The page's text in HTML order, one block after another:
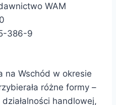
WAM
386-9
na Wschód w okresie
różne formy –
handlowej,